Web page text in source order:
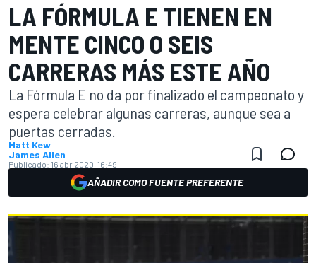
LA FÓRMULA E TIENEN EN
MENTE CINCO O SEIS
CARRERAS MÁS ESTE AÑO
La Fórmula E no da por finalizado el campeonato y
espera celebrar algunas carreras, aunque sea a
puertas cerradas.
Matt Kew
James Allen
Publicado: 16 abr 2020, 16:49
AÑADIR COMO FUENTE PREFERENTE